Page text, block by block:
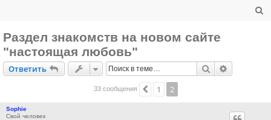
Раздел знакомств на новом сайте
"настоящая любовь"
Ответить
Ответить Поиск
33 сообщения Пред.
1 2
Sophie
Свой человек